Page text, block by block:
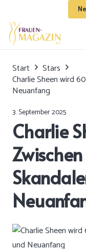
Start
Stars
Charlie Sheen wird
Neuanfang
3. September 2025
Charlie